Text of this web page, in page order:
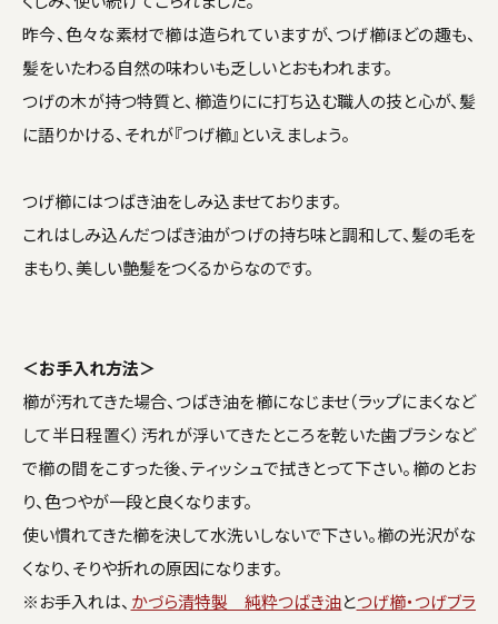
昨今、色々な素材で櫛は造られていますが、つげ櫛ほどの趣も、
髪をいたわる自然の味わいも乏しいとおもわれます。
つげの木が持つ特質と、櫛造りにに打ち込む職人の技と心が、髪
に語りかける、それが『つげ櫛』といえましょう。
つげ櫛にはつばき油をしみ込ませております。
これはしみ込んだつばき油がつげの持ち味と調和して、髪の毛を
まもり、美しい艶髪をつくるからなのです。
＜お手入れ方法＞
櫛が汚れてきた場合、つばき油を櫛になじませ（ラップにまくなど
して半日程置く）汚れが浮いてきたところを乾いた歯ブラシなど
で櫛の間をこすった後、ティッシュで拭きとって下さい。櫛のとお
り、色つやが一段と良くなります。
使い慣れてきた櫛を決して水洗いしないで下さい。櫛の光沢がな
くなり、そりや折れの原因になります。
※お手入れは、 かづら清特製 純粋つばき油とつげ櫛・つげブラ